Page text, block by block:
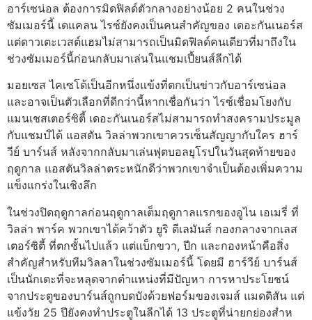
อาร์เซน่อล ต้องการมิดฟิลด์ตัวกลางอย่างน้อย 2 คนในช่วง
ซัมเมอร์นี้ เดแคลน ไรซ์ยังคงเป็นคนสําคัญของ เดอะกันเนอร์ส
แต่ดาวเตะเวสต์แฮมไม่สามารถเป็นมิดฟิลด์คนเดียวที่มาถึงใน
ช่วงซัมเมอร์นี้ก่อนกลับมาเล่นในแชมเปี้ยนส์ลีกได้
มอยเซส ไคเซโด้เป็นอีกหนึ่งแข้งที่ตกเป็นข่าวกับอาร์เซน่อล
และอาจเป็นตัวเลือกที่ดีกว่านี้หากเชื่อกันว่า ไรซ์เชื่อมโยงกับ
แมนเชสเตอร์ซิตี้ เดอะกันเนอร์สไม่สามารถทําสงครามประมูล
กับแชมป์ได้ แอสตัน วิลล่าพวกเขาควรเซ็นสัญญากับใคร ฮาร์
วีย์ บาร์นส์ หลังจากกลับมาเล่นฟุตบอลยุโรปในวันสุดท้ายของ
ฤดูกาล แอสตันวิลล่าตระหนักดีว่าพวกเขาจําเป็นต้องเพิ่มความ
แข็งแกร่งในเชิงลึก
ในช่วงปิดฤดูกาลก่อนฤดูกาลเต็มฤดูกาลแรกของอูไน เอเมรี่ ที่
วิลล่า พาร์ค พวกเขาได้คว้าตัว ยูริ ตีเลมันส์ กองกลางจากเลส
เตอร์ซิตี้ ที่ตกชั้นไปแล้ว แต่แบ็กขวา, ปีก และกองหน้าคือสิ่ง
สําคัญสําหรับทีมวิลลาในช่วงซัมเมอร์นี้ โดยมี ฮาร์วีย์ บาร์นส์
เป็นนักเตะที่จะหลุดจากตําแหน่งที่มีปัญหา การหาประโยชน์
จากประตูของบาร์นส์ถูกบดบังด้วยฟอร์มของเจมส์ แมดดิสัน แต่
แข้งวัย 25 ปียังคงทําประตูในลีกได้ 13 ประตูที่น่ายกย่องสําห